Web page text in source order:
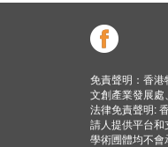
免責聲明：香
文創產業發展處
法律免責聲明:
請人提供平台
學術圑體均不會